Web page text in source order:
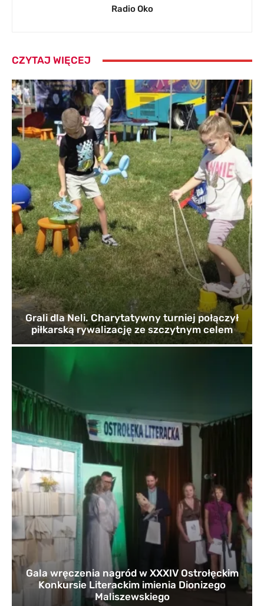
Radio Oko
CZYTAJ WIĘCEJ
Grali dla Neli. Charytatywny turniej połączył
piłkarską rywalizację ze szczytnym celem
Gala wręczenia nagród w XXXIV Ostrołęckim
Konkursie Literackim imienia Dionizego
Maliszewskiego